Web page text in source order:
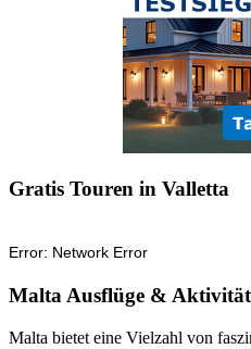
Gratis Touren in Valletta
Malta Ausflüge &
Malta bietet eine Vielzahl von